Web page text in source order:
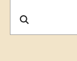
内